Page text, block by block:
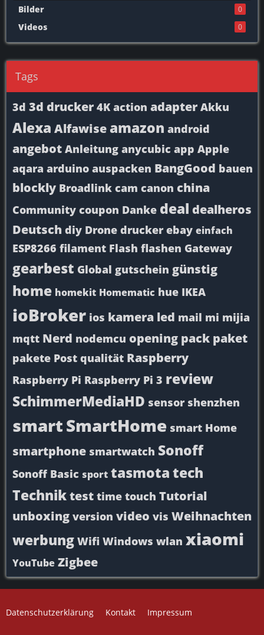
Bilder 0
Videos 0
Tags
3d 3d drucker 4K action adapter Akku
Alexa Alfawiseamazon android
angebot Anleitung anycubic app Apple
aqara arduino auspacken BangGood bauen
blockly Broadlink cam canon china
Community coupon Danke deal dealheros
Deutsch diy Drone drucker ebay einfach
ESP8266 filament Flash flashen Gateway
gearbest Global gutschein günstig
home homekit Homematic hue IKEA
ioBroker ios kamera led mail mi mijia
mqtt Nerd nodemcu opening pack paket
pakete Post qualität Raspberry
Raspberry Pi Raspberry Pi 3 review
SchimmerMediaHD sensor shenzhen
smartSmartHome smart Home
smartphone smartwatch Sonoff
Sonoff Basic sport tasmotatech
Techniktest time touch Tutorial
unboxing version video vis Weihnachten
werbung Wifi Windows wlan xiaomi
YouTube Zigbee
Datenschutzerklärung Kontakt Impressum